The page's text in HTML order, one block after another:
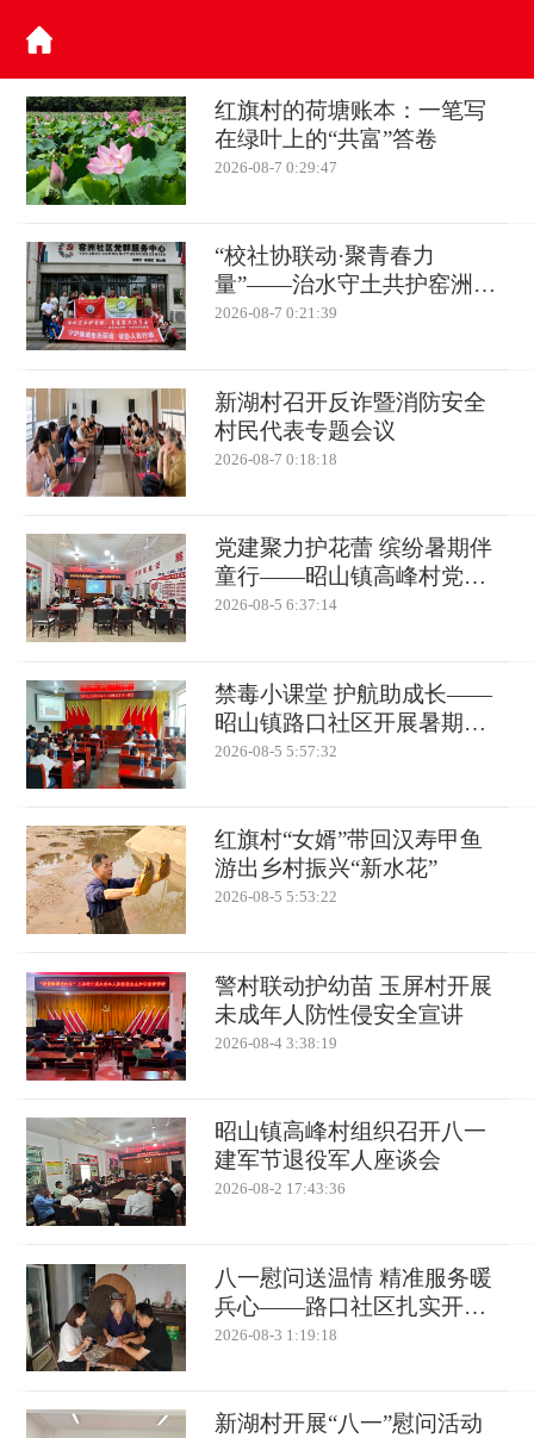
红旗村的荷塘账本：一笔写
在绿叶上的“共富”答卷
2026-08-7 0:29:47
“校社协联动·聚青春力
量”——治水守土共护窑洲青
绿底色
2026-08-7 0:21:39
新湖村召开反诈暨消防安全
村民代表专题会议
2026-08-7 0:18:18
党建聚力护花蕾 缤纷暑期伴
童行——昭山镇高峰村党群
服务中心开展暑假成长营
2026-08-5 6:37:14
禁毒小课堂 护航助成长——
昭山镇路口社区开展暑期禁
毒微宣讲
2026-08-5 5:57:32
红旗村“女婿”带回汉寿甲鱼
游出乡村振兴“新水花”
2026-08-5 5:53:22
警村联动护幼苗 玉屏村开展
未成年人防性侵安全宣讲
2026-08-4 3:38:19
昭山镇高峰村组织召开八一
建军节退役军人座谈会
2026-08-2 17:43:36
八一慰问送温情 精准服务暖
兵心——路口社区扎实开展
退役军人走访慰问活动
2026-08-3 1:19:18
新湖村开展“八一”慰问活动